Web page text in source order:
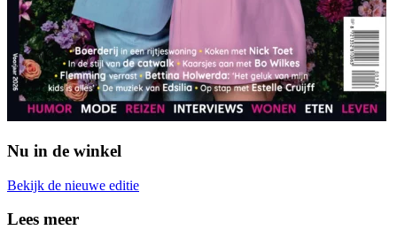
Nu in de winkel
Bekijk de nieuwe editie
Lees meer